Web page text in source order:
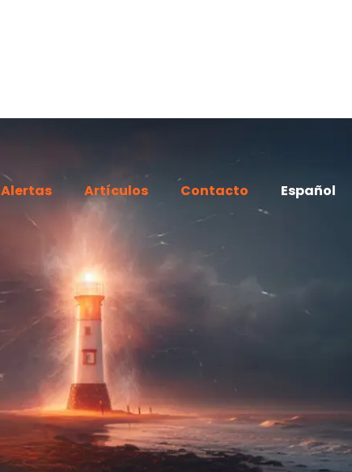
Alertas Artículos Contacto Español